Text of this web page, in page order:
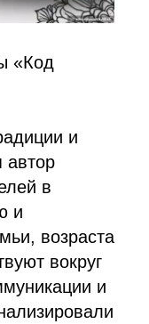
«Код
и
автор
в
и
возраста
вокруг
и